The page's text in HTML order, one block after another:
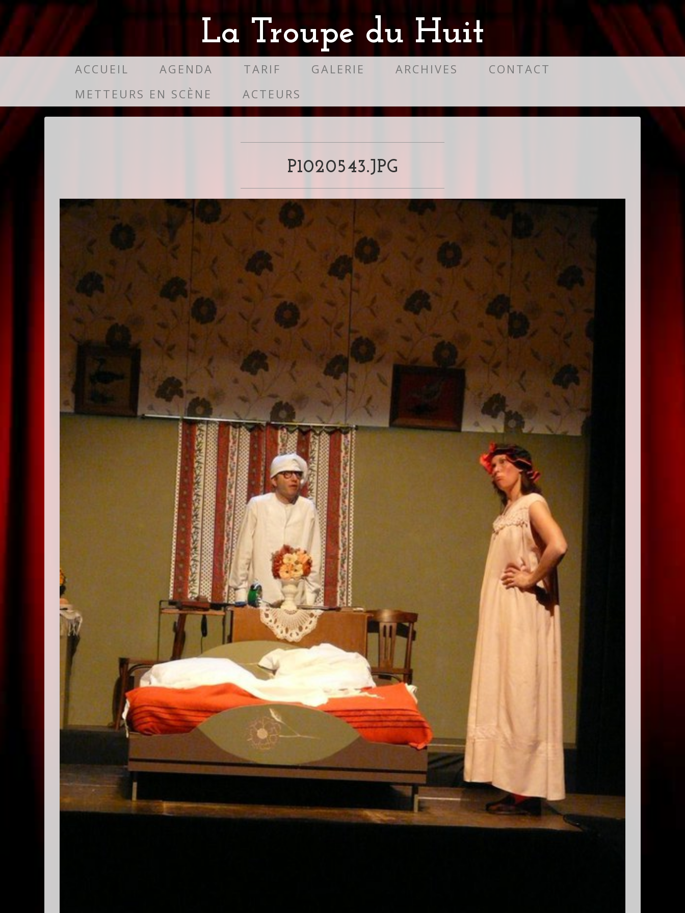
La Troupe du Huit
ACCUEIL AGENDA TARIF GALERIE ARCHIVES
CONTACT
METTEURS EN SCÈNE
ACTEURS
P1020543.JPG